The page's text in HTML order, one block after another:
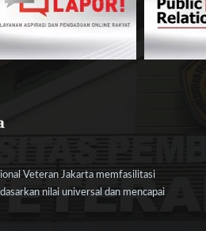
Veteran Jakarta memfasilitasi
nilai universal dan mencapai